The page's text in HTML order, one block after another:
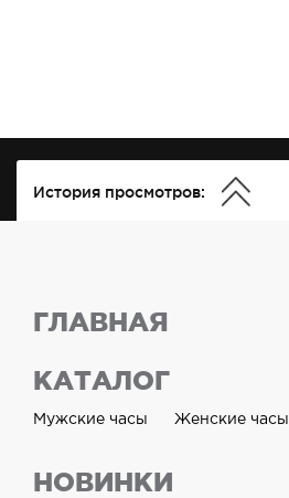
История просмотров:
ГЛАВНАЯ
КАТАЛОГ
Мужские часы Женские часы
НОВИНКИ